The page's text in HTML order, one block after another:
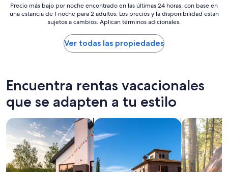
$483
Precio
más
últimas
24
con
en
una
estancia
de
1
Precio más bajo por noche encontrado en las últimas 24 horas, con base en
una estancia de 1 noche para 2 adultos. Los precios y la disponibilidad están
sujetos a cambios. Aplican términos adicionales.
Ver todas las propiedades
Encuentra rentas vacacionales
que se adapten a tu estilo
Buscar casas de vacacionesBuscar villas Buscar